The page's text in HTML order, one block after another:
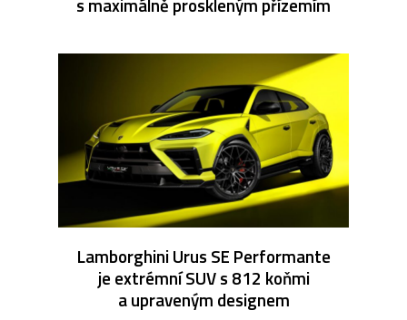
Lamborghini Urus SE Performante
je extrémní SUV s 812 koňmi
a upraveným designem